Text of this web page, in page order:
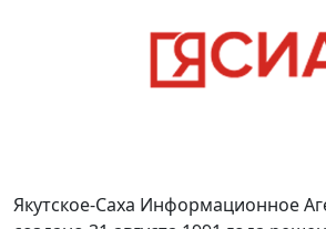
Якутское-Саха Информационное